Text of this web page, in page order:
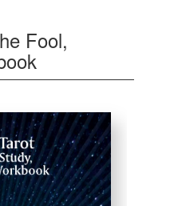
Fool,